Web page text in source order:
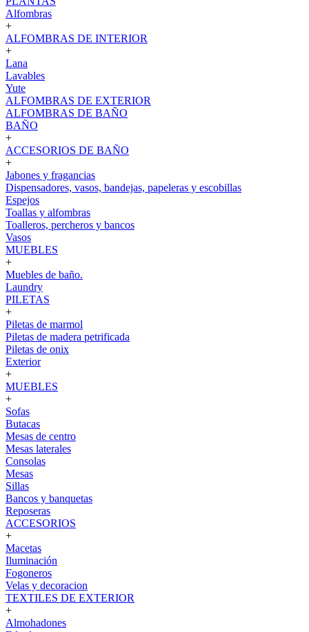
Alfombras
+
ALFOMBRAS DE INTERIOR
+
Lana
Lavables
Yute
ALFOMBRAS DE EXTERIOR
ALFOMBRAS DE BAÑO
BAÑO
+
ACCESORIOS DE BAÑO
+
Jabones y fragancias
Dispensadores, vasos, bandejas, papeleras y escobillas
Espejos
Toallas y alfombras
Toalleros, percheros y bancos
Vasos
MUEBLES
+
Muebles de baño.
Laundry
PILETAS
+
Piletas de marmol
Piletas de madera petrificada
Piletas de onix
Exterior
+
MUEBLES
+
Sofas
Butacas
Mesas de centro
Mesas laterales
Consolas
Mesas
Sillas
Bancos y banquetas
Reposeras
ACCESORIOS
+
Macetas
Iluminación
Fogoneros
Velas y decoracion
TEXTILES DE EXTERIOR
+
Almohadones